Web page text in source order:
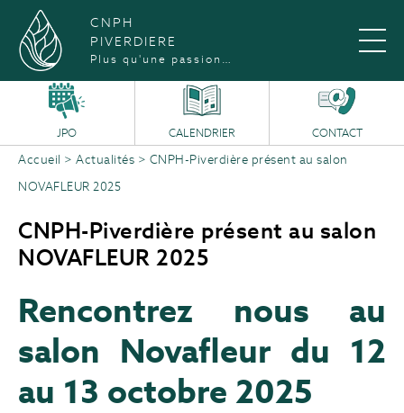
CNPH
PIVERDIERE
Plus qu'une passion…
JPO CALENDRIER CONTACT
Accueil > Actualités > CNPH-Piverdière présent au salon
NOVAFLEUR 2025
CNPH-Piverdière présent au salon
NOVAFLEUR 2025
Rencontrez nous au
salon Novafleur du 12
au 13 octobre 2025